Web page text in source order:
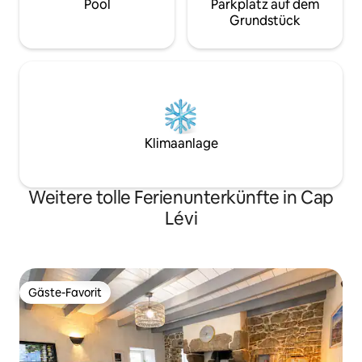
Pool
Parkplatz auf dem
Grundstück
Klimaanlage
Weitere tolle Ferienunterkünfte in Cap
Lévi
Gäste-Favorit
Gäste-Favorit